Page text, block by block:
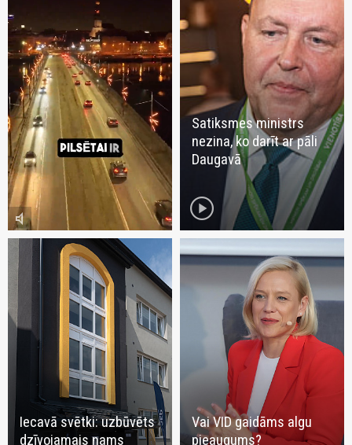
volume_mute
Satiksmes ministrs
nezina, ko darīt ar pāli
Daugavā
play_circle
Iecavā svētki: uzbūvēts
dzīvojamais nams
Vai VID gaidāms algu
pieaugums?